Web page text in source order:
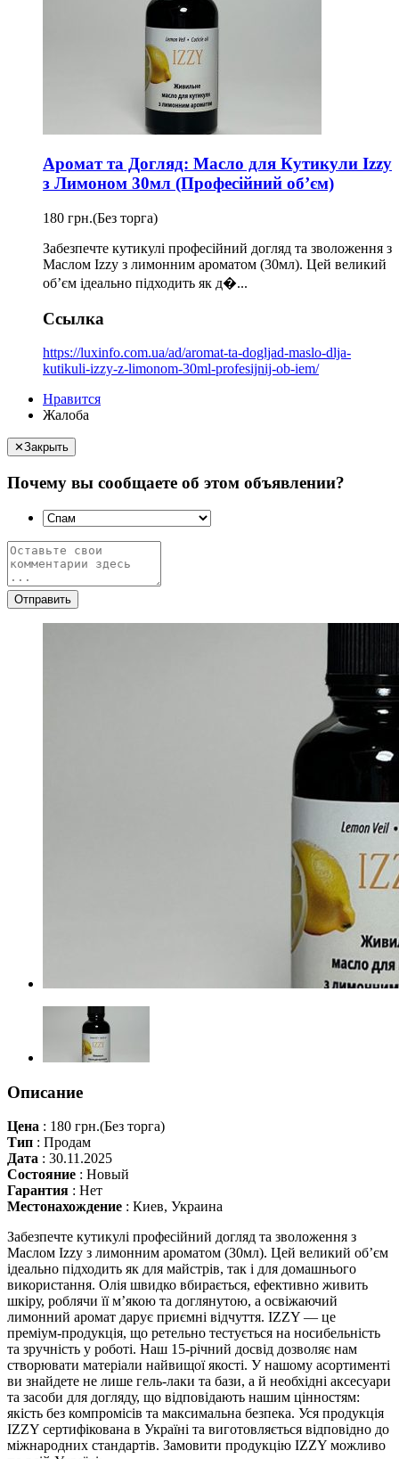
Аромат та Догляд: Масло для Кутикули Izzy
з Лимоном 30мл (Професійний об’єм)
180 грн.(Без торга)
Забезпечте кутикулі професійний догляд та зволоження з
Маслом Izzy з лимонним ароматом (30мл). Цей великий
об’єм ідеально підходить як д�...
Ссылка
https://luxinfo.com.ua/ad/aromat-ta-dogljad-maslo-dlja-
kutikuli-izzy-z-limonom-30ml-profesijnij-ob-iem/
Нравится
Жалоба
✕Закрыть
Почему вы сообщаете об этом объявлении?
Отправить
Описание
Цена : 180 грн.(Без торга)
Тип : Продам
Дата : 30.11.2025
Состояние : Новый
Гарантия : Нет
Местонахождение : Киев, Украина
Забезпечте кутикулі професійний догляд та зволоження з
Маслом Izzy з лимонним ароматом (30мл). Цей великий об’єм
ідеально підходить як для майстрів, так і для домашнього
використання. Олія швидко вбирається, ефективно живить
шкіру, роблячи її м’якою та доглянутою, а освіжаючий
лимонний аромат дарує приємні відчуття. IZZY — це
преміум-продукція, що ретельно тестується на носибельність
та зручність у роботі. Наш 15-річний досвід дозволяє нам
створювати матеріали найвищої якості. У нашому асортименті
ви знайдете не лише гель-лаки та бази, а й необхідні аксесуари
та засоби для догляду, що відповідають нашим цінностям:
якість без компромісів та максимальна безпека. Уся продукція
IZZY сертифікована в Україні та виготовляється відповідно до
міжнародних стандартів. Замовити продукцію IZZY можливо